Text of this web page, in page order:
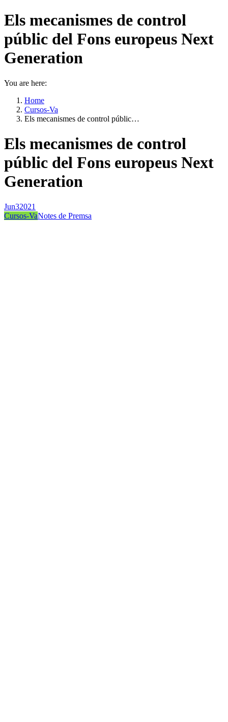
Els mecanismes de control
públic del Fons europeus Next
Generation
You are here:
Home
Cursos-Va
Els mecanismes de control públic…
Els mecanismes de control
públic del Fons europeus Next
Generation
Jun32021
Cursos-VaNotes de Premsa